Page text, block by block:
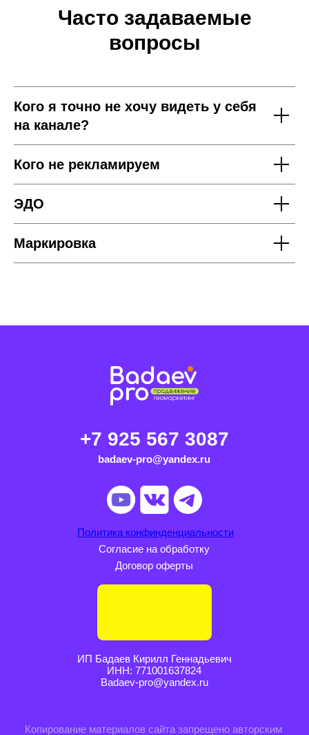
Часто задаваемые
вопросы
Кого я точно не хочу видеть у себя
на канале?
Кого не рекламируем
ЭДО
Маркировка
Копирование материалов сайта запрещено авторским